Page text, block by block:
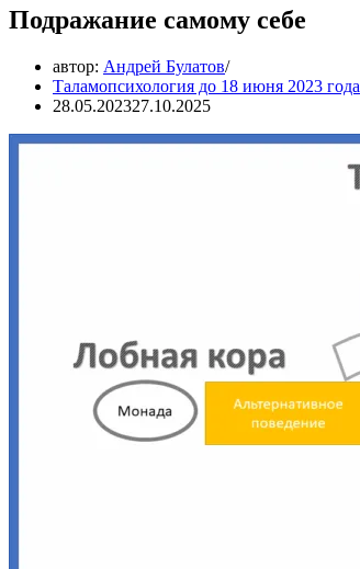
Подражание самому себе
автор: Андрей Булатов
Таламопсихология до 18 июня 2023 года
28.05.202327.10.2025